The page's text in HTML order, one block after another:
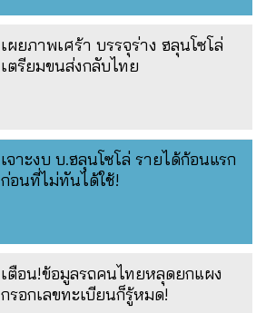
เผยภาพเศร้า บรรจุร่าง ฮลุนโซโล่
เตรียมขนส่งกลับไทย
เจาะงบ บ.ฮลุนโซโล่ รายได้ก้อนแรก
ก่อนที่ไม่ทันได้ใช้!
เตือน!ข้อมูลรถคนไทยหลุดยกแผง
กรอกเลขทะเบียนก็รู้หมด!